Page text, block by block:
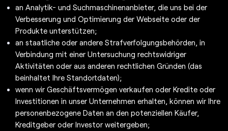
an Analytik- und Suchmaschinenanbieter, die uns bei der
Verbesserung und Optimierung der Webseite oder der
Produkte unterstützen;
an staatliche oder andere Strafverfolgungsbehörden, in
Verbindung mit einer Untersuchung rechtswidriger
Aktivitäten oder aus anderen rechtlichen Gründen (das
beinhaltet Ihre Standortdaten);
wenn wir Geschäftsvermögen verkaufen oder Kredite oder
Investitionen in unser Unternehmen erhalten, können wir Ihre
personenbezogene Daten an den potenziellen Käufer,
Kreditgeber oder Investor weitergeben;